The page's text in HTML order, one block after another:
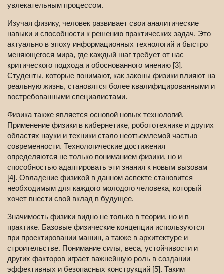
увлекательным процессом.
Изучая физику, человек развивает свои аналитические
навыки и способности к решению практических задач. Это
актуально в эпоху информационных технологий и быстро
меняющегося мира, где каждый шаг требует от нас
критического подхода и обоснованного мнению [3].
Студенты, которые понимают, как законы физики влияют на
реальную жизнь, становятся более квалифицированными и
востребованными специалистами.
Физика также является основой новых технологий.
Применение физики в кибернетике, робототехнике и других
областях науки и техники стало неотъемлемой частью
современности. Технологические достижения
определяются не только пониманием физики, но и
способностью адаптировать эти знания к новым вызовам
[4]. Овладение физикой в данном аспекте становится
необходимым для каждого молодого человека, который
хочет внести свой вклад в будущее.
Значимость физики видно не только в теории, но и в
практике. Базовые физические концепции используются
при проектировании машин, а также в архитектуре и
строительстве. Понимание силы, веса, устойчивости и
других факторов играет важнейшую роль в создании
эффективных и безопасных конструкций [5]. Таким